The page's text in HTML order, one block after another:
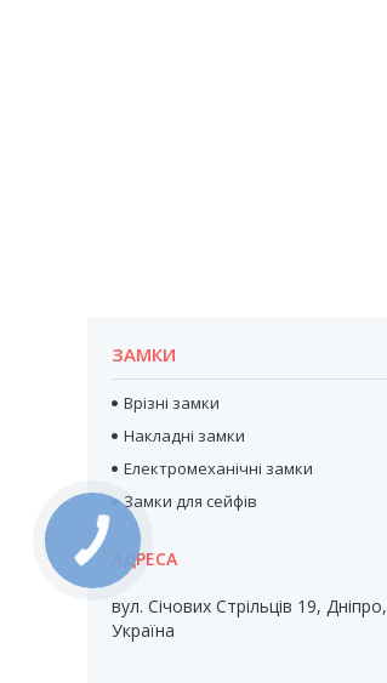
ЗАМКИ
Врізні замки
Накладні замки
Електромеханічні замки
Замки для сейфів
вул. Січових Стрільців 19, Дніпро,
Україна